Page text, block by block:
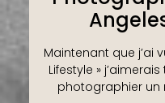
Maintenant que j’ai
Lifestyle »
photographier un